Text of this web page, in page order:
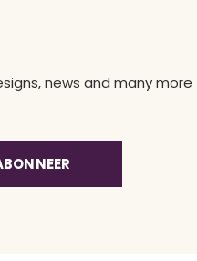
news and many more